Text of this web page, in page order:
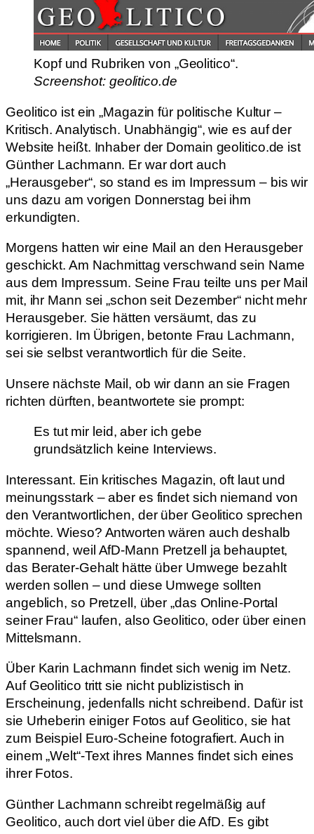
Kopf und Rubriken von „Geolitico“.
Screenshot: geolitico.de
Geolitico ist ein „Magazin für politische Kultur –
Kritisch. Analytisch. Unabhängig“, wie es auf der
Website heißt. Inhaber der Domain geolitico.de ist
Günther Lachmann. Er war dort auch
„Herausgeber“, so stand es im Impressum – bis wir
uns dazu am vorigen Donnerstag bei ihm
erkundigten.
Morgens hatten wir eine Mail an den Herausgeber
geschickt. Am Nachmittag verschwand sein Name
aus dem Impressum. Seine Frau teilte uns per Mail
mit, ihr Mann sei „schon seit Dezember“ nicht mehr
Herausgeber. Sie hätten versäumt, das zu
korrigieren. Im Übrigen, betonte Frau Lachmann,
sei sie selbst verantwortlich für die Seite.
Unsere nächste Mail, ob wir dann an sie Fragen
richten dürften, beantwortete sie prompt:
Es tut mir leid, aber ich gebe
grundsätzlich keine Interviews.
Interessant. Ein kritisches Magazin, oft laut und
meinungsstark – aber es findet sich niemand von
den Verantwortlichen, der über Geolitico sprechen
möchte. Wieso? Antworten wären auch deshalb
spannend, weil AfD-Mann Pretzell ja behauptet,
das Berater-Gehalt hätte über Umwege bezahlt
werden sollen – und diese Umwege sollten
angeblich, so Pretzell, über „das Online-Portal
seiner Frau“ laufen, also Geolitico, oder über einen
Mittelsmann.
Über Karin Lachmann findet sich wenig im Netz.
Auf Geolitico tritt sie nicht publizistisch in
Erscheinung, jedenfalls nicht schreibend. Dafür ist
sie Urheberin einiger Fotos auf Geolitico, sie hat
zum Beispiel Euro-Scheine fotografiert. Auch in
einem „Welt“-Text ihres Mannes findet sich eines
ihrer Fotos.
Günther Lachmann schreibt regelmäßig auf
Geolitico, auch dort viel über die AfD. Es gibt